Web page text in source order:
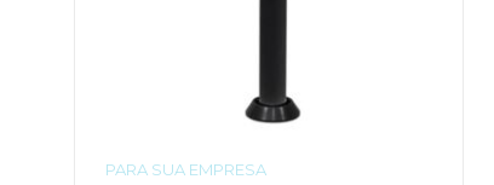
PARA SUA EMPRESA